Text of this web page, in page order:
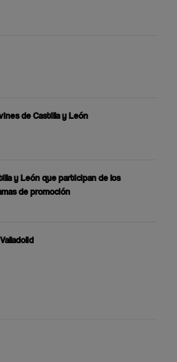
de Castilla y León
y León que participan de los
de promoción